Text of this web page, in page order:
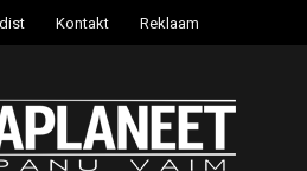
Kontakt Reklaam